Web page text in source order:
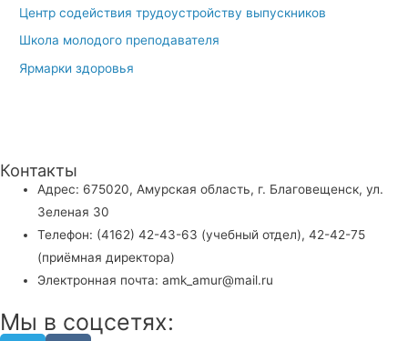
Центр содействия трудоустройству выпускников
Школа молодого преподавателя
Ярмарки здоровья
Контакты
Адрес: 675020, Амурская область, г. Благовещенск, ул.
Зеленая 30
Телефон: (4162) 42-43-63 (учебный отдел), 42-42-75
(приёмная директора)
Электронная почта: amk_amur@mail.ru
Мы в соцсетях: